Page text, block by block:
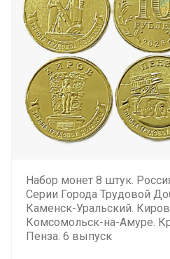
Набор монет 8 штук.
Серии Города Трудовой
Каменск-Уральский.
Комсомольск-на-Амуре.
Пенза. 6 выпуск